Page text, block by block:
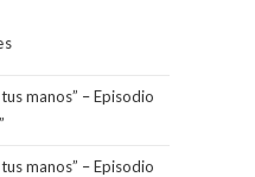
manos” – Episodio
manos” – Episodio